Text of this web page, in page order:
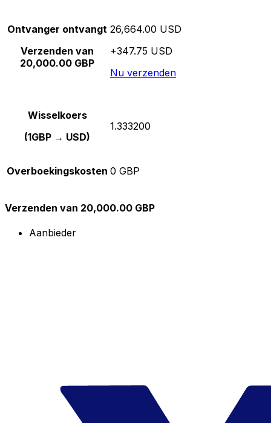
Ontvanger ontvangt
Verzenden van
20,000.00 GBP
26,664.00 USD
+347.75 USD
Nu verzenden
Wisselkoers
(1GBP → USD)
1.333200
Overboekingskosten 0 GBP
Verzenden van 20,000.00 GBP
Aanbieder